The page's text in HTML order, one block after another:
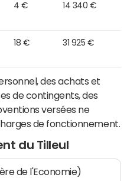
4 € 14 340 €
18 € 31 925 €
des achats et
de contingents, des
versées ne
de fonctionnement.
du Tilleul
de l'Economie)